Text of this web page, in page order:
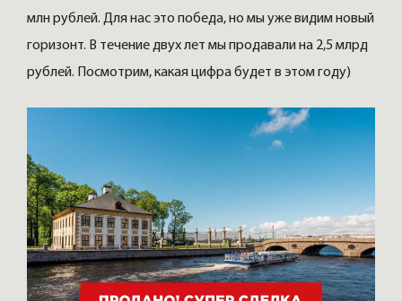
млн рублей. Для нас это победа, но мы уже видим новый
горизонт. В течение двух лет мы продавали на 2,5 млрд
рублей. Посмотрим, какая цифра будет в этом году)